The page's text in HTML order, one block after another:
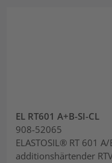
EL RT601 A+B-SI-CL
908-52065
ELASTOSIL® RT 601
additionshärtender